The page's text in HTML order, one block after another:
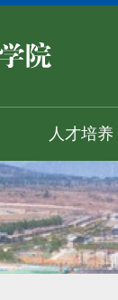
人才培养